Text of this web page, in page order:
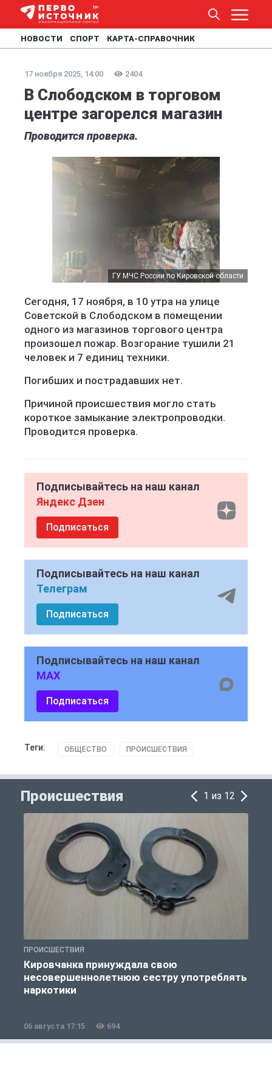
НОВОСТИ СПОРТ КАРТА-СПРАВОЧНИК
17 ноября 2025, 14:00 2404
В Слободском в торговом
центре загорелся магазин
Проводится проверка.
ГУ МЧС России по Кировской области
Сегодня, 17 ноября, в 10 утра на улице
Советской в Слободском в помещении
одного из магазинов торгового центра
произошел пожар. Возгорание тушили 21
человек и 7 единиц техники.
Погибших и пострадавших нет.
Причиной происшествия могло стать
короткое замыкание электропроводки.
Проводится проверка.
Подписывайтесь на наш канал
Яндекс Дзен
Подписаться
Подписывайтесь на наш канал
Телеграм
Подписаться
Подписывайтесь на наш канал
MAX
Подписаться
Теги: ОБЩЕСТВО ПРОИСШЕСТВИЯ
Происшествия 1 из 12
ПРОИСШЕСТВИЯ
Кировчанка принуждала свою
несовершеннолетнюю сестру употреблять
наркотики
06 августа 17:15 694